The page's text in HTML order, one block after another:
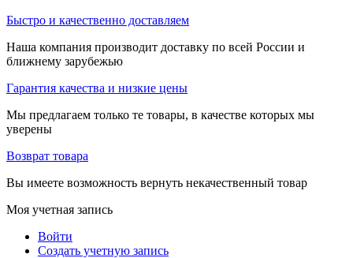
Быстро и качественно доставляем
Наша компания производит доставку по всей России и
ближнему зарубежью
Гарантия качества и низкие цены
Мы предлагаем только те товары, в качестве которых мы
уверены
Возврат товара
Вы имеете возможность вернуть некачественный товар
Моя учетная запись
Войти
Создать учетную запись